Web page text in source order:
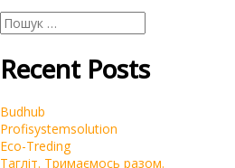
Пошук:
Recent Posts
Budhub
Profisystemsolution
Eco-Treding
Тагліт. Тримаємось разом.